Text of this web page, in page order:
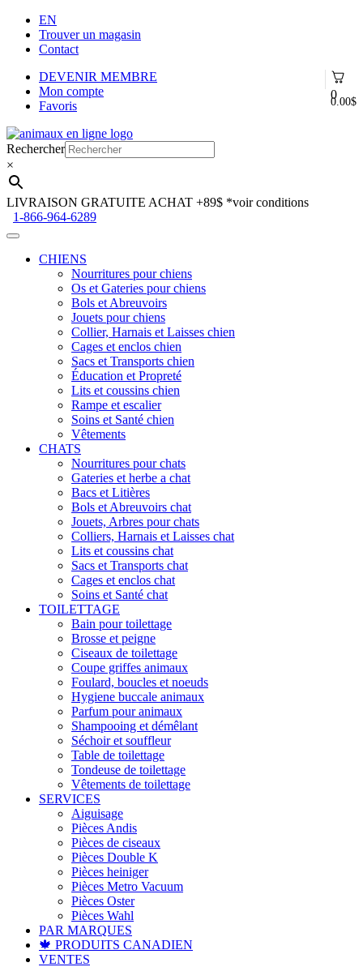
EN
Trouver un magasin
Contact
0
0.00$
DEVENIR MEMBRE
Mon compte
Favoris
Aller
à
la
navigation
Aller
au
contenu
Rechercher
×
LIVRAISON GRATUITE ACHAT +89$ *voir conditions
1-866-964-6289
CHIENS
Nourritures pour chiens
Os et Gateries pour chiens
Bols et Abreuvoirs
Jouets pour chiens
Collier, Harnais et Laisses chien
Cages et enclos chien
Sacs et Transports chien
Éducation et Propreté
Lits et coussins chien
Rampe et escalier
Soins et Santé chien
Vêtements
CHATS
Nourritures pour chats
Gateries et herbe a chat
Bacs et Litières
Bols et Abreuvoirs chat
Jouets, Arbres pour chats
Colliers, Harnais et Laisses chat
Lits et coussins chat
Sacs et Transports chat
Cages et enclos chat
Soins et Santé chat
TOILETTAGE
Bain pour toilettage
Brosse et peigne
Ciseaux de toilettage
Coupe griffes animaux
Foulard, boucles et noeuds
Hygiene buccale animaux
Parfum pour animaux
Shampooing et démêlant
Séchoir et souffleur
Table de toilettage
Tondeuse de toilettage
Vêtements de toilettage
SERVICES
Aiguisage
Pièces Andis
Pièces de ciseaux
Pièces Double K
Pièces heiniger
Pièces Metro Vacuum
Pièces Oster
Pièces Wahl
PAR MARQUES
🍁 PRODUITS CANADIEN
VENTES